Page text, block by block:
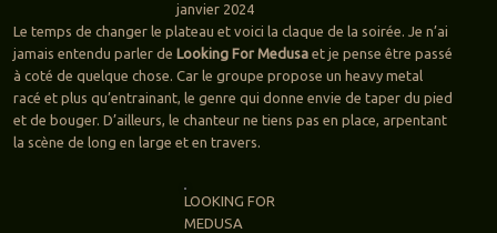
janvier 2024
Le temps de changer le plateau et voici la claque de la soirée. Je n’ai
jamais entendu parler de Looking For Medusa et je pense être passé
à coté de quelque chose. Car le groupe propose un heavy metal
racé et plus qu’entrainant, le genre qui donne envie de taper du pied
et de bouger. D’ailleurs, le chanteur ne tiens pas en place, arpentant
la scène de long en large et en travers.
LOOKING FOR
MEDUSA